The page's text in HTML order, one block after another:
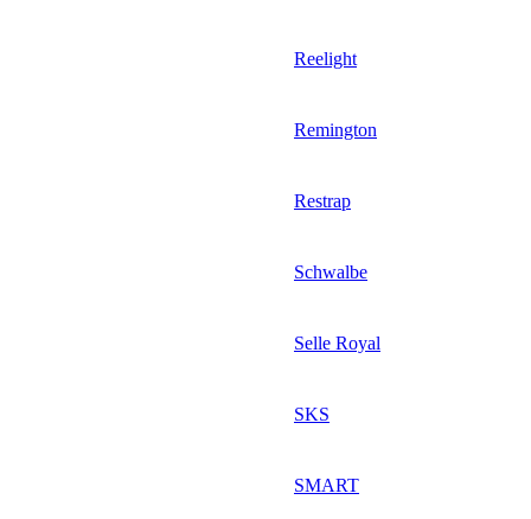
Reelight
Remington
Restrap
Schwalbe
Selle Royal
SKS
SMART